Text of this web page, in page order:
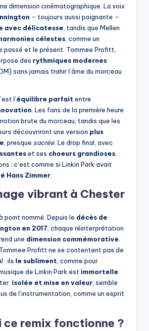
dimension cinématographique. La voix
– toujours aussi poignante –
avec délicatesse , tandis que Mellen
célestes , comme un
passé et le présent. Tommee Profitt,
des rythmiques modernes
sans jamais trahir l’âme du morceau
l’équilibre parfait entre
. Les fans de la première heure
brute du morceau, tandis que les
découvriront une version plus
, presque sacrée . Le drop final, avec
et ses choeurs grandioses
: c’est comme si Linkin Park avait
Hans Zimmer
vibrant à Chester
point nommé. Depuis le décès de
en 2017 , chaque réinterprétation
une dimension commémorative
Profitt ne se contentent pas de
: ils le subliment , comme pour
de Linkin Park est immortelle
isolée et mise en valeur , semble
de l’instrumentation, comme un esprit
ce remix fonctionne ?